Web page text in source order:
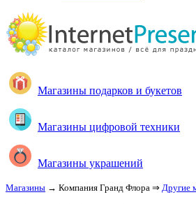
Магазины подарков и букетов
Магазины цифровой техники
Магазины украшений
Магазины → Компания Гранд Флора ⇒ Другие